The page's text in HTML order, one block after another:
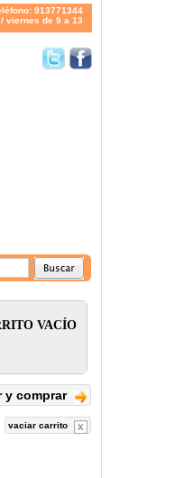
913771344
viernes de 9 a 13
y comprar
vaciar carrito